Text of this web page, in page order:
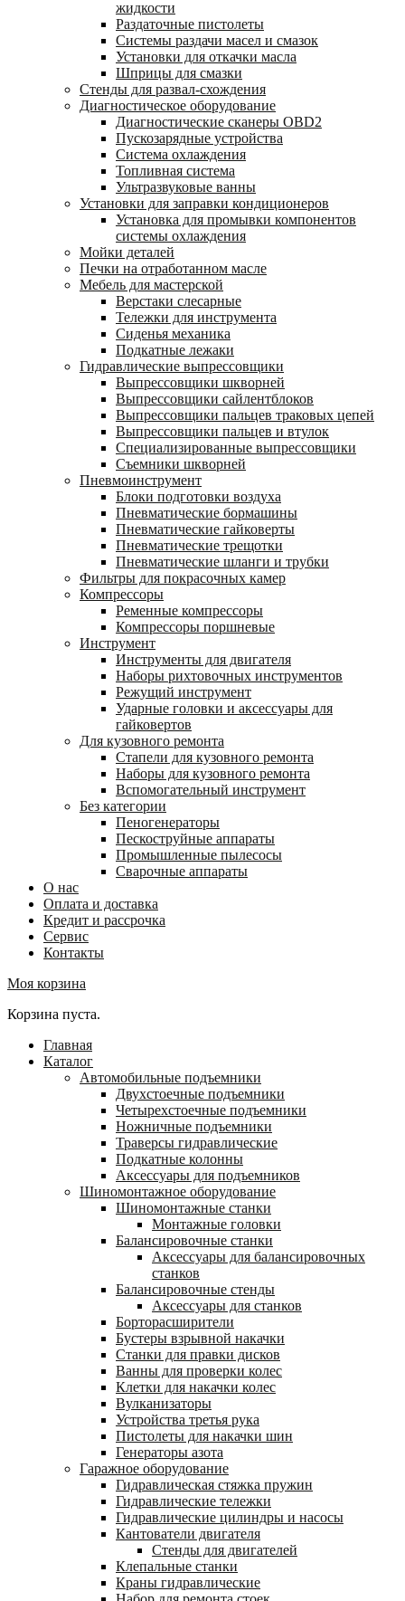
жидкости
Раздаточные пистолеты
Системы раздачи масел и смазок
Установки для откачки масла
Шприцы для смазки
Стенды для развал-схождения
Диагностическое оборудование
Диагностические сканеры OBD2
Пускозарядные устройства
Система охлаждения
Топливная система
Ультразвуковые ванны
Установки для заправки кондиционеров
Установка для промывки компонентов
системы охлаждения
Мойки деталей
Печки на отработанном масле
Мебель для мастерской
Верстаки слесарные
Тележки для инструмента
Сиденья механика
Подкатные лежаки
Гидравлические выпрессовщики
Выпрессовщики шкворней
Выпрессовщики сайлентблоков
Выпрессовщики пальцев траковых цепей
Выпрессовщики пальцев и втулок
Специализированные выпрессовщики
Cъемники шкворней
Пневмоинструмент
Блоки подготовки воздуха
Пневматические бормашины
Пневматические гайковерты
Пневматические трещотки
Пневматические шланги и трубки
Фильтры для покрасочных камер
Компрессоры
Ременные компрессоры
Компрессоры поршневые
Инструмент
Инструменты для двигателя
Наборы рихтовочных инструментов
Режущий инструмент
Ударные головки и аксессуары для
гайковертов
Для кузовного ремонта
Стапели для кузовного ремонта
Наборы для кузовного ремонта
Вспомогательный инструмент
Без категории
Пеногенераторы
Пескоструйные аппараты
Промышленные пылесосы
Сварочные аппараты
О нас
Оплата и доставка
Кредит и рассрочка
Сервис
Контакты
Моя корзина
Корзина пуста.
Главная
Каталог
Автомобильные подъемники
Двухстоечные подъемники
Четырехстоечные подъемники
Ножничные подъемники
Траверсы гидравлические
Подкатные колонны
Аксессуары для подъемников
Шиномонтажное оборудование
Шиномонтажные станки
Монтажные головки
Балансировочные станки
Аксессуары для балансировочных
станков
Балансировочные стенды
Аксессуары для станков
Борторасширители
Бустеры взрывной накачки
Станки для правки дисков
Ванны для проверки колес
Клетки для накачки колес
Вулканизаторы
Устройства третья рука
Пистолеты для накачки шин
Генераторы азота
Гаражное оборудование
Гидравлическая стяжка пружин
Гидравлические тележки
Гидравлические цилиндры и насосы
Кантователи двигателя
Стенды для двигателей
Клепальные станки
Краны гидравлические